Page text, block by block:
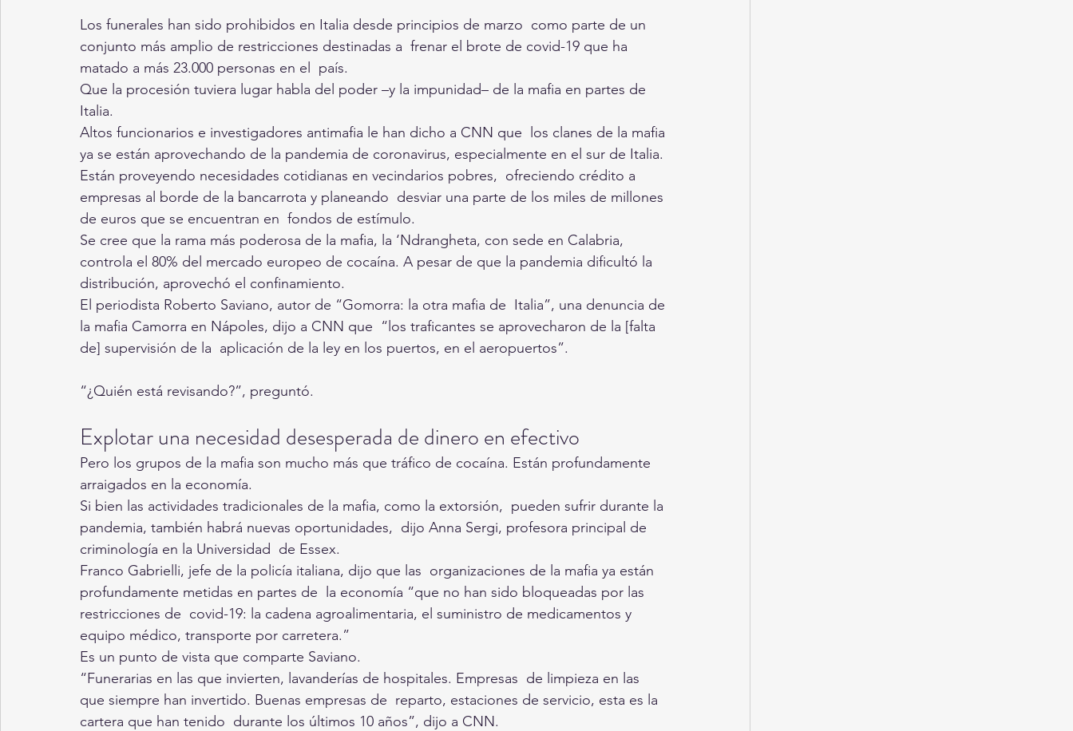
Los funerales han sido prohibidos en Italia desde principios de marzo  como parte de un
conjunto más amplio de restricciones destinadas a  frenar el brote de covid-19 que ha
matado a más 23.000 personas en el  país.
Que la procesión tuviera lugar habla del poder –y la impunidad– de la mafia en partes de
Italia.
Altos funcionarios e investigadores antimafia le han dicho a CNN que  los clanes de la mafia
ya se están aprovechando de la pandemia de coronavirus, especialmente en el sur de Italia.
Están proveyendo necesidades cotidianas en vecindarios pobres,  ofreciendo crédito a
empresas al borde de la bancarrota y planeando  desviar una parte de los miles de millones
de euros que se encuentran en  fondos de estímulo.
Se cree que la rama más poderosa de la mafia, la ‘Ndrangheta, con sede en Calabria,
controla el 80% del mercado europeo de cocaína. A pesar de que la pandemia dificultó la
distribución, aprovechó el confinamiento.
El periodista Roberto Saviano, autor de “Gomorra: la otra mafia de  Italia”, una denuncia de
la mafia Camorra en Nápoles, dijo a CNN que  “los traficantes se aprovecharon de la [falta
de] supervisión de la  aplicación de la ley en los puertos, en el aeropuertos”.
“¿Quién está revisando?”, preguntó.
Explotar una necesidad desesperada de dinero en efectivo
Pero los grupos de la mafia son mucho más que tráfico de cocaína. Están profundamente
arraigados en la economía.
Si bien las actividades tradicionales de la mafia, como la extorsión,  pueden sufrir durante la
pandemia, también habrá nuevas oportunidades,  dijo Anna Sergi, profesora principal de
criminología en la Universidad  de Essex.
Franco Gabrielli, jefe de la policía italiana, dijo que las  organizaciones de la mafia ya están
profundamente metidas en partes de  la economía “que no han sido bloqueadas por las
restricciones de  covid-19: la cadena agroalimentaria, el suministro de medicamentos y
equipo médico, transporte por carretera.”
Es un punto de vista que comparte Saviano.
“Funerarias en las que invierten, lavanderías de hospitales. Empresas  de limpieza en las
que siempre han invertido. Buenas empresas de  reparto, estaciones de servicio, esta es la
cartera que han tenido  durante los últimos 10 años”, dijo a CNN.